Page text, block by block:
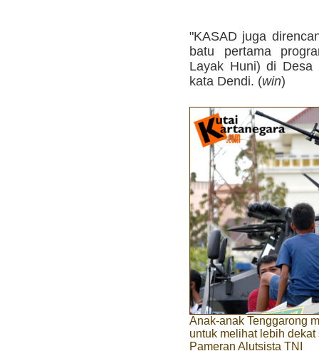
"KASAD juga
batu pertama
Layak Huni) di Desa
kata Dendi. (win)
Anak-anak Tenggarong
untuk melihat lebih
Pameran Alutsista TNI